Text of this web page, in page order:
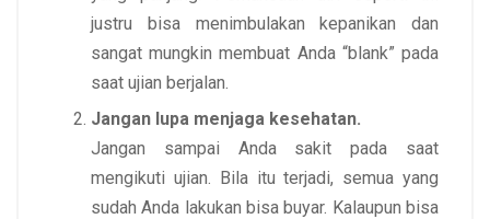
justru bisa menimbulakan kepanikan dan
sangat mungkin membuat Anda “blank” pada
saat ujian berjalan.
Jangan lupa menjaga kesehatan.
Jangan sampai Anda sakit pada saat
mengikuti ujian. Bila itu terjadi, semua yang
sudah Anda lakukan bisa buyar. Kalaupun bisa